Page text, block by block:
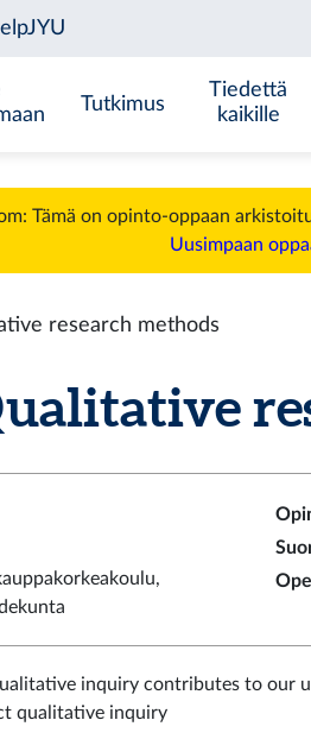
Tutkimus
Tiedettä
kaikille
Tämä on opinto-oppaan
Uusimpaan
research methods
inquiry contributes to our
qualitative inquiry